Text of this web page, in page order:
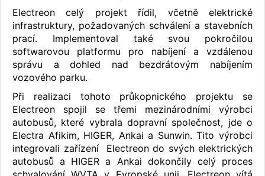
Electreon celý projekt řídil, včetně elektrické
infrastruktury, požadovaných schválení a stavebních
prací. Implementoval také svou pokročilou
softwarovou platformu pro nabíjení a vzdálenou
správu a dohled nad bezdrátovým nabíjením
vozového parku.
Při realizaci tohoto průkopnického projektu se
Electreon spojil se třemi mezinárodními výrobci
autobusů, které vybrala dopravní společnost, jde o
Electra Afikim, HIGER, Ankai a Sunwin. Tito výrobci
integrovali zařízení Electreon do svých elektrických
autobusů a HIGER a Ankai dokončily celý proces